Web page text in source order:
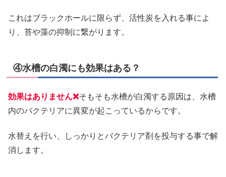
これはブラックホールに限らず、活性炭を入れる事によ
り、苔や藻の抑制に繋がります。
④水槽の白濁にも効果はある？
効果はありません❌そもそも水槽が白濁する原因は、水槽
内のバクテリアに異変が起こっているからです。
水替えを行い、しっかりとバクテリア剤を投与する事で解
消します。